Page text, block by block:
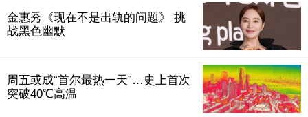
金惠秀《现在不是出轨的问题》 挑
战黑色幽默
周五或成“首尔最热一天”…史上首次
突破40℃高温